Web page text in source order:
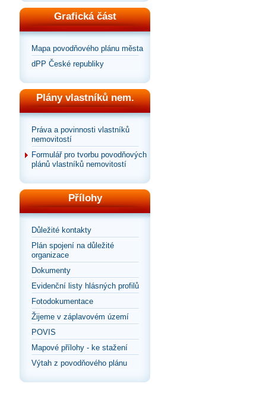
Grafická část
Mapa povodňového plánu města
dPP České republiky
Plány vlastníků nem.
Práva a povinnosti vlastníků
nemovitostí
Formulář pro tvorbu povodňových
plánů vlastníků nemovitostí
Přílohy
Důležité kontakty
Plán spojení na důležité
organizace
Dokumenty
Evidenční listy hlásných profilů
Fotodokumentace
Žijeme v záplavovém území
POVIS
Mapové přílohy - ke stažení
Výtah z povodňového plánu